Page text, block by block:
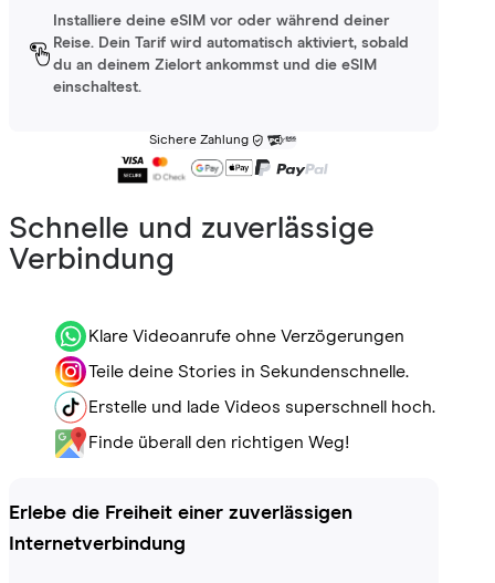
Installiere deine eSIM vor oder während deiner
Reise. Dein Tarif wird automatisch aktiviert, sobald
du an deinem Zielort ankommst und die eSIM
einschaltest.
Sichere Zahlung
Schnelle und zuverlässige
Verbindung
Klare Videoanrufe ohne Verzögerungen
Teile deine Stories in Sekundenschnelle.
Erstelle und lade Videos superschnell hoch.
Finde überall den richtigen Weg!
Erlebe die Freiheit einer zuverlässigen
Internetverbindung